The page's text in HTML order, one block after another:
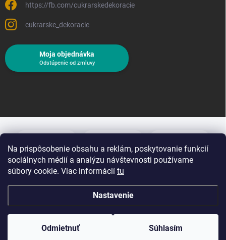
Na prispôsobenie obsahu a reklám, poskytovanie funkcií
sociálnych médií a analýzu návštevnosti používame
súbory cookie. Viac informácií tu
Nastavenie
Odmietnuť Súhlasím
https://fb.com/cukrarskedekoracie
cukrarske_dekoracie
Moja objednávka
Odstúpenie od zmluvy
Copyright 2026Cukrárske dekorácie. Všetky práva vyhradené.Upraviť